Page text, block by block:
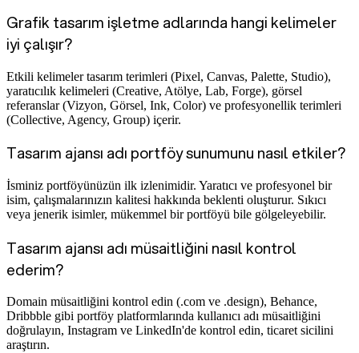
Grafik tasarım işletme adlarında hangi kelimeler
iyi çalışır?
Etkili kelimeler tasarım terimleri (Pixel, Canvas, Palette, Studio),
yaratıcılık kelimeleri (Creative, Atölye, Lab, Forge), görsel
referanslar (Vizyon, Görsel, Ink, Color) ve profesyonellik terimleri
(Collective, Agency, Group) içerir.
Tasarım ajansı adı portföy sunumunu nasıl etkiler?
İsminiz portföyünüzün ilk izlenimidir. Yaratıcı ve profesyonel bir
isim, çalışmalarınızın kalitesi hakkında beklenti oluşturur. Sıkıcı
veya jenerik isimler, mükemmel bir portföyü bile gölgeleyebilir.
Tasarım ajansı adı müsaitliğini nasıl kontrol
ederim?
Domain müsaitliğini kontrol edin (.com ve .design), Behance,
Dribbble gibi portföy platformlarında kullanıcı adı müsaitliğini
doğrulayın, Instagram ve LinkedIn'de kontrol edin, ticaret sicilini
araştırın.